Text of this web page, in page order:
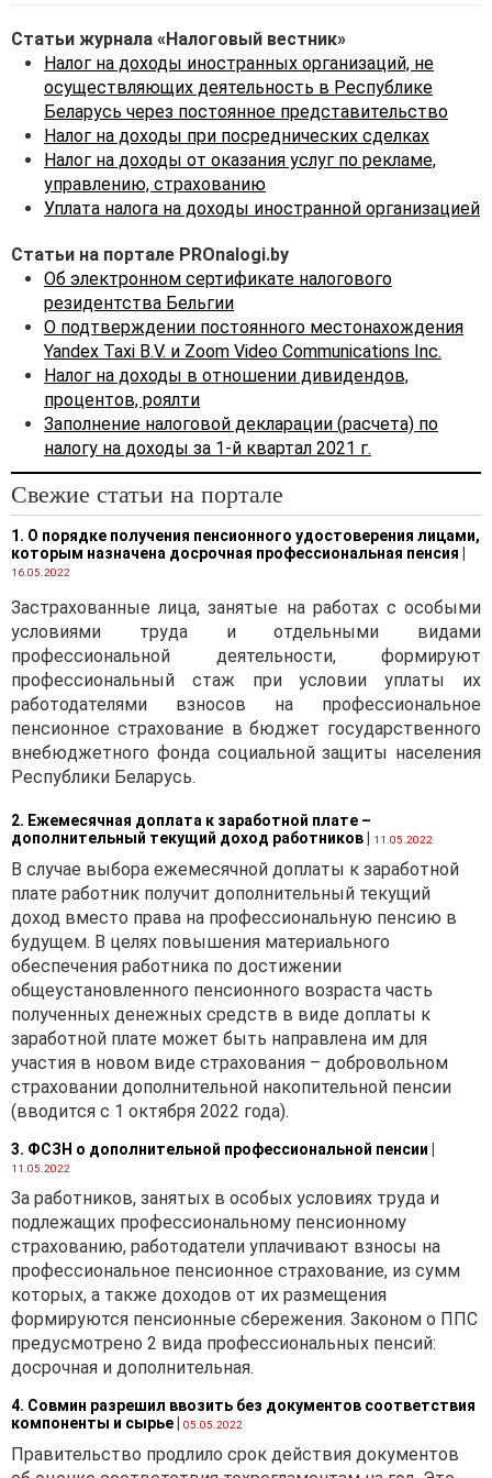
Статьи журнала «Налоговый вестник»
Налог на доходы иностранных организаций, не
осуществляющих деятельность в Республике
Беларусь через постоянное представительство
Налог на доходы при посреднических сделках
Налог на доходы от оказания услуг по рекламе,
управлению, страхованию
Уплата налога на доходы иностранной организацией
Статьи на портале PROnalogi.by
Об электронном сертификате налогового
резидентства Бельгии
О подтверждении постоянного местонахождения
Yandex Taxi B.V. и Zoom Video Communications Inc.
Налог на доходы в отношении дивидендов,
процентов, роялти
Заполнение налоговой декларации (расчета) по
налогу на доходы за 1-й квартал 2021 г.
Свежие статьи на портале
1. О порядке получения пенсионного удостоверения лицами,
которым назначена досрочная профессиональная пенсия
16.05.2022
Застрахованные лица, занятые на работах с особыми
условиями труда и отдельными видами
профессиональной деятельности, формируют
профессиональный стаж при условии уплаты их
работодателями взносов на профессиональное
пенсионное страхование в бюджет государственного
внебюджетного фонда социальной защиты населения
Республики Беларусь.
2. Ежемесячная доплата к заработной плате –
дополнительный текущий доход работников
11.05.2022
В случае выбора ежемесячной доплаты к заработной
плате работник получит дополнительный текущий
доход вместо права на профессиональную пенсию в
будущем. В целях повышения материального
обеспечения работника по достижении
общеустановленного пенсионного возраста часть
полученных денежных средств в виде доплаты к
заработной плате может быть направлена им для
участия в новом виде страхования – добровольном
страховании дополнительной накопительной пенсии
(вводится с 1 октября 2022 года).
3. ФСЗН о дополнительной профессиональной пенсии
11.05.2022
За работников, занятых в особых условиях труда и
подлежащих профессиональному пенсионному
страхованию, работодатели уплачивают взносы на
профессиональное пенсионное страхование, из сумм
которых, а также доходов от их размещения
формируются пенсионные сбережения. Законом о ППС
предусмотрено 2 вида профессиональных пенсий:
досрочная и дополнительная.
4. Совмин разрешил ввозить без документов соответствия
компоненты и сырье
05.05.2022
Правительство продлило срок действия документов